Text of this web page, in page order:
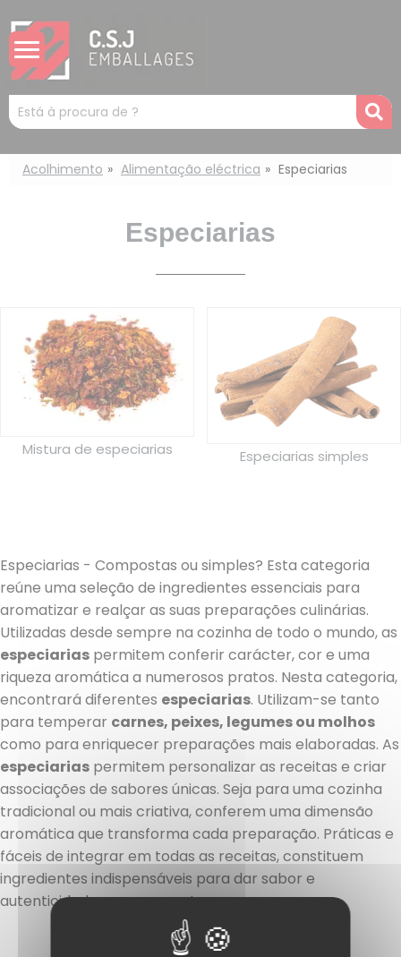
Mots
clés
:
Acolhimento Alimentação eléctrica Especiarias
Especiarias
Mistura de especiarias Especiarias simples
Especiarias - Compostas ou simples? Esta categoria
reúne uma seleção de ingredientes essenciais para
aromatizar e realçar as suas preparações culinárias.
Utilizadas desde sempre na cozinha de todo o mundo, as
especiarias permitem conferir carácter, cor e uma
riqueza aromática a numerosos pratos. Nesta categoria,
encontrará diferentes especiarias. Utilizam-se tanto
para temperar carnes, peixes, legumes ou molhos
como para enriquecer preparações mais elaboradas. As
especiarias permitem personalizar as receitas e criar
associações de sabores únicas. Seja para uma cozinha
tradicional ou mais criativa, conferem uma dimensão
aromática que transforma cada preparação. Práticas e
fáceis de integrar em todas as receitas, constituem
ingredientes indispensáveis para dar sabor e
autenticidade aos seus pratos